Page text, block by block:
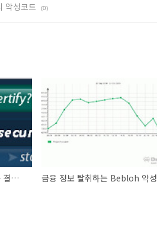
악성코드 (0)
SANS 사이버 보안 위협 조사 결과 발표